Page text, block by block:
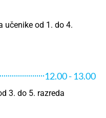
učenike od 1. do 4.
12.00 - 13.00
3. do 5. razreda